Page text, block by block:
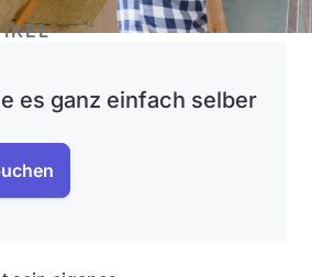
es ganz einfach selber